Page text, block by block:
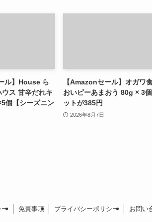
ル】House ら
ウス 甘辛だれキ
個【シーズニン
【Amazonセール】オガワ
おいピーあまおう 80g × 3
ットが385円
2026年8月7日
ー 免責事項 プライバシーポリシー お問い